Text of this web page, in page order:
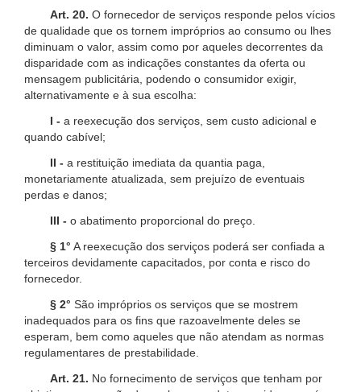
Art. 20. O fornecedor de serviços responde pelos vícios
de qualidade que os tornem impróprios ao consumo ou lhes
diminuam o valor, assim como por aqueles decorrentes da
disparidade com as indicações constantes da oferta ou
mensagem publicitária, podendo o consumidor exigir,
alternativamente e à sua escolha:
I - a reexecução dos serviços, sem custo adicional e
quando cabível;
II - a restituição imediata da quantia paga,
monetariamente atualizada, sem prejuízo de eventuais
perdas e danos;
III - o abatimento proporcional do preço.
§ 1° A reexecução dos serviços poderá ser confiada a
terceiros devidamente capacitados, por conta e risco do
fornecedor.
§ 2° São impróprios os serviços que se mostrem
inadequados para os fins que razoavelmente deles se
esperam, bem como aqueles que não atendam as normas
regulamentares de prestabilidade.
Art. 21. No fornecimento de serviços que tenham por